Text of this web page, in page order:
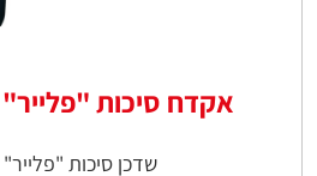
אקדח סיכות "פלייר" BEA גרמניה
שדכן סיכות "פלייר"